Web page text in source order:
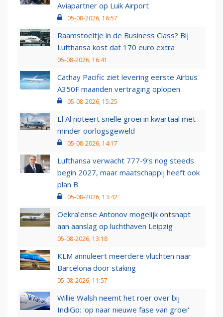
Aviapartner op Luik Airport
05-08-2026, 16:57
Raamstoeltje in de Business Class? Bij
Lufthansa kost dat 170 euro extra
05-08-2026, 16:41
Cathay Pacific ziet levering eerste Airbus
A350F maanden vertraging oplopen
05-08-2026, 15:25
El Al noteert snelle groei in kwartaal met
minder oorlogsgeweld
05-08-2026, 14:17
Lufthansa verwacht 777-9’s nog steeds
begin 2027, maar maatschappij heeft ook
plan B
05-08-2026, 13:42
Oekraïense Antonov mogelijk ontsnapt
aan aanslag op luchthaven Leipzig
05-08-2026, 13:18
KLM annuleert meerdere vluchten naar
Barcelona door staking
05-08-2026, 11:57
Willie Walsh neemt het roer over bij
IndiGo: 'op naar nieuwe fase van groei'